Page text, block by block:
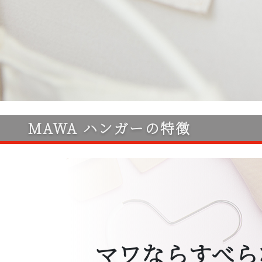
MAWA ハンガーの特徴
マワならすべ